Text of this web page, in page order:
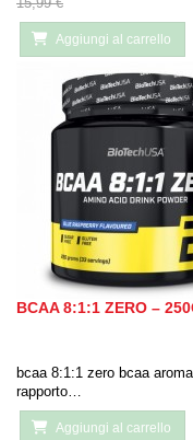
Aggiungi al carrello
BCAA 8:1:1 ZERO –
bcaa 8:1:1 zero bcaa
rapporto…
Aggiungi al carrello